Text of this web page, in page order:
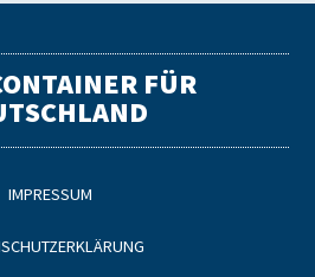
FÜR
IMPRESSUM